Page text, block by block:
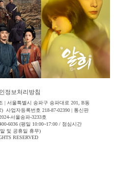
정보처리방침
| 서울특별시 송파구 송파대로 201, B동
사업자등록번호 218-87-02390 | 통신판
서울송파-3233호
6036 (평일 10:00~17:00 / 점심시간
및 공휴일 휴무)
RESERVED